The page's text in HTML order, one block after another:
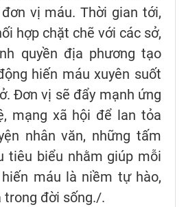
vị máu. Thời gian tới,
hợp chặt chẽ với các sở,
quyền địa phương tạo
hiến máu xuyên suốt
Đơn vị sẽ đẩy mạnh ứng
mạng xã hội để lan tỏa
nhân văn, những tấm
tiêu biểu nhằm giúp mỗi
máu là niềm tự hào,
trong đời sống./.